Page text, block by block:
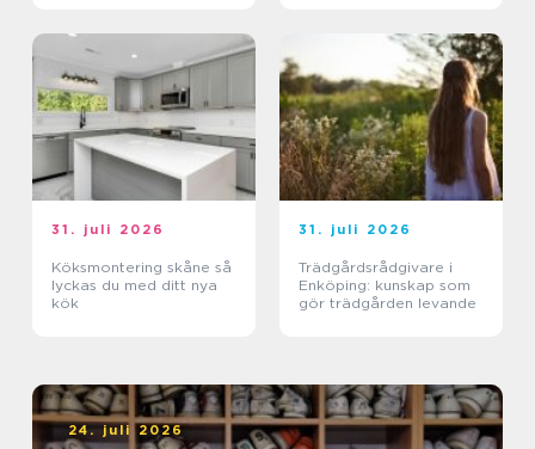
31. juli 2026
Köksmontering skåne så
lyckas du med ditt nya
kök
31. juli 2026
Trädgårdsrådgivare i
Enköping: kunskap som
gör trädgården levande
24. juli 2026